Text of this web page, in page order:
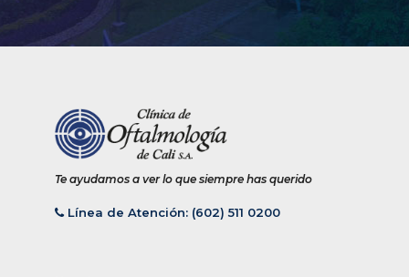
Te ayudamos a ver lo que siempre has querido
Línea de Atención: (602) 511 0200